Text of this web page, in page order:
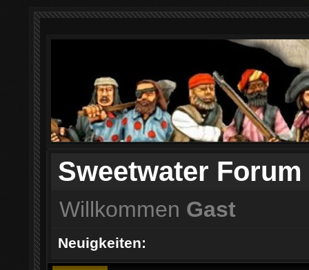
Sweetwater Forum
Willkommen Gast
Neuigkeiten: